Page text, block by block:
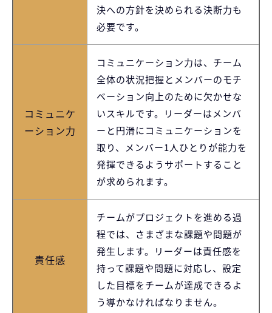
決への方針を決められる決断力も
必要です。
コミュニケ
ーション力
コミュニケーション力は、チーム
全体の状況把握とメンバーのモチ
ベーション向上のために欠かせな
いスキルです。リーダーはメンバ
ーと円滑にコミュニケーションを
取り、メンバー1人ひとりが能力を
発揮できるようサポートすること
が求められます。
責任感
チームがプロジェクトを進める過
程では、さまざまな課題や問題が
発生します。リーダーは責任感を
持って課題や問題に対応し、設定
した目標をチームが達成できるよ
う導かなければなりません。